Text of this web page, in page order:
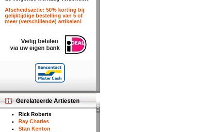
Afscheidsactie: 50% korting bij
gelijktijdige bestelling van 5 of
meer (verschillende) artikelen!
Gerelateerde Artiesten
Rick Roberts
Ray Charles
Stan Kenton